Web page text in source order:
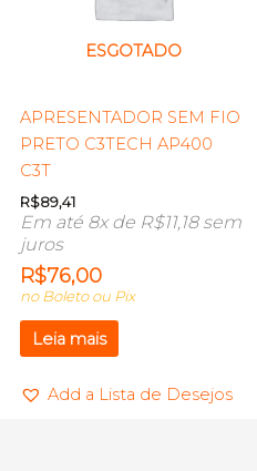
ESGOTADO
APRESENTADOR SEM FIO
PRETO C3TECH AP400
C3T
R$89,41
Em até 8x de R$11,18sem
juros
R$76,00
no Boleto ou Pix
Leia mais
Add a Lista de Desejos